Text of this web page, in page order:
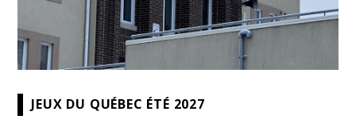
JEUX DU QUÉBEC ÉTÉ 2027